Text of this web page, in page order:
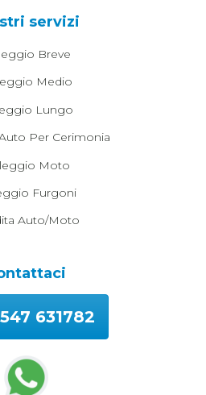
servizi
Breve
Medio
Lungo
Per Cerimonia
Moto
Furgoni
Auto/moto
631782